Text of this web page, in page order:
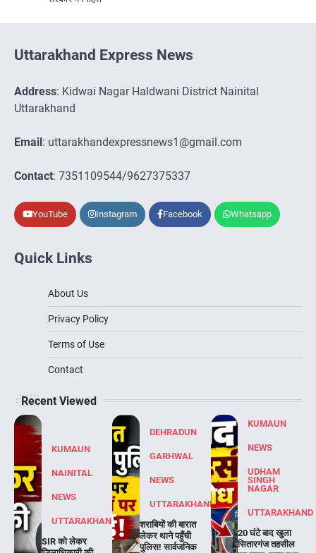
Uttarakhand Express News
Address: Kidwai Nagar Haldwani District Nainital
Uttarakhand
Email: uttarakhandexpressnews1@gmail.com
Contact: 7351109544/9627375337
YouTube Instagram Facebook Whatsapp
Quick Links
About Us
Privacy Policy
Terms of Use
Contact
Recent Viewed
KUMAUN
NAINITAL
NEWS
UTTARAKHAND
SIR को लेकर
DEHRADUN
GARHWAL
NEWS
UTTARAKHAND
शराबियों की बारात
लेकर थाने पहुँची
पुलिस! सार्वजनिक
KUMAUN
NEWS
UDHAM
SINGH
NAGAR
UTTARAKHAND
20 घंटे बाद खुला
सितारगंज तहसील